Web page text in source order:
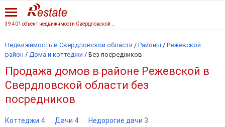
Недвижимость в Свердловской области / Районы / Режевской
район / Дома и коттеджи / Без посредников
Продажа домов в районе Режевской в
Свердловской области без
посредников
Коттеджи 4 Дачи 4 Недорогие дачи 3